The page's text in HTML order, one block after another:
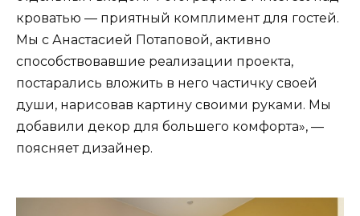
кроватью — приятный комплимент для гостей.
Мы с Анастасией Потаповой, активно
способствовавшие реализации проекта,
постарались вложить в него частичку своей
души, нарисовав картину своими руками. Мы
добавили декор для большего комфорта», —
поясняет дизайнер.